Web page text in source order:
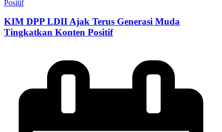
KIM DPP LDII Ajak Terus Generasi Muda
Tingkatkan Konten Positif